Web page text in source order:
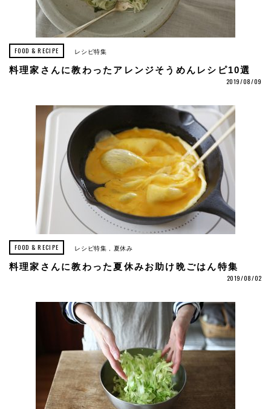
FOOD & RECIPE レシピ特集
料理家さんに教わったアレンジそうめんレシピ10選
2019/08/09
FOOD & RECIPE レシピ特集 夏休み
料理家さんに教わった夏休みお助け晩ごはん特集
2019/08/02